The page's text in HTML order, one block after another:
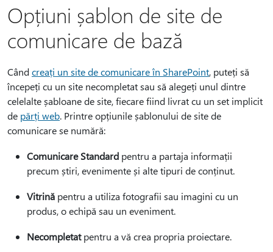
Opțiuni șablon de site de
comunicare de bază
Cândcreați un site de comunicare în SharePoint, puteți să
începeți cu un site necompletat sau să alegeți unul dintre
celelalte șabloane de site, fiecare fiind livrat cu un set implicit
de părți web. Printre opțiunile șablonului de site de
comunicare se numără:
Comunicare Standard pentru a partaja informații
precum știri, evenimente și alte tipuri de conținut.
Vitrină pentru a utiliza fotografii sau imagini cu un
produs, o echipă sau un eveniment.
Necompletatpentru a vă crea propria proiectare.